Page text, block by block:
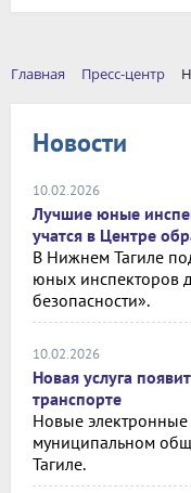
Главная Пресс-центр
Новости
10.02.2026
Лучшие юные
учатся в Центре
В Нижнем Тагиле
юных инспекторов
безопасности».
10.02.2026
Новая услуга
транспорте
Новые
муниципальном
Тагиле.